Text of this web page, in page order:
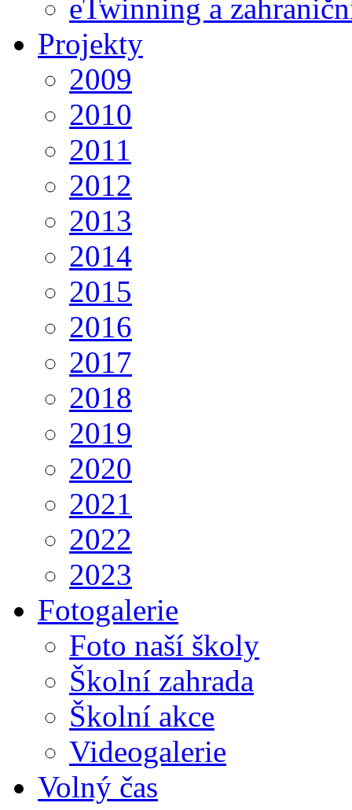
eTwinning a
Projekty
2009
2010
2011
2012
2013
2014
2015
2016
2017
2018
2019
2020
2021
2022
2023
Fotogalerie
Foto naší školy
Školní zahrada
Školní akce
Videogalerie
Volný čas